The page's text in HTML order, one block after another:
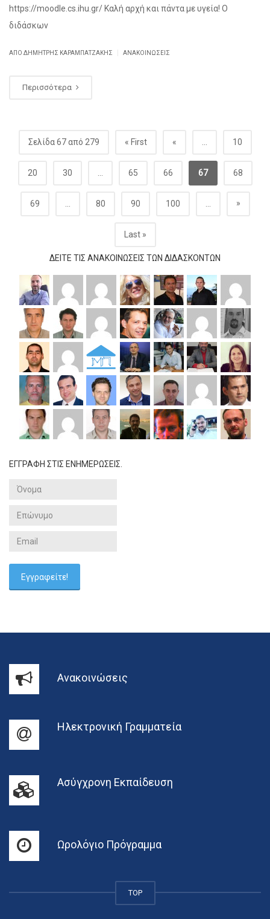
https://moodle.cs.ihu.gr/ Καλή αρχή και πάντα με υγεία! Ο
διδάσκων
ΑΠΌ ΔΗΜΉΤΡΗΣ ΚΑΡΑΜΠΑΤΖΆΚΗΣ ΑΝΑΚΟΙΝΏΣΕΙΣ
Περισσότερα
Σελίδα 67 από 279 « First « 10
20 30 65 66 67 68
69 80 90 100 »
Last »
ΔΕΊΤΕ ΤΙΣ ΑΝΑΚΟΙΝΏΣΕΙΣ ΤΩΝ ΔΙΔΆΣΚΟΝΤΩΝ
ΕΓΓΡΑΦΗ ΣΤΙΣ ΕΝΗΜΕΡΩΣΕΙΣ.
Ανακοινώσεις
Ηλεκτρονική Γραμματεία
Ασύγχρονη Εκπαίδευση
Ωρολόγιο Πρόγραμμα
TOP